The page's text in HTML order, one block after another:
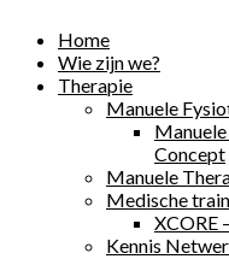
Home
Wie zijn we?
Therapie
Manuele
Concept
Manuele
Medische
XCORE
Kennis